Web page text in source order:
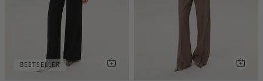
BESTSELLER